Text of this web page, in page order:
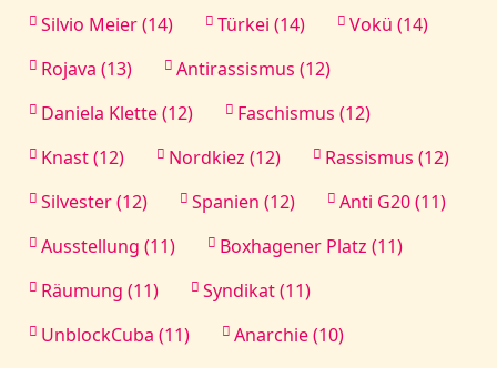
Silvio Meier (14)
Türkei (14)
Vokü (14)
Rojava (13)
Antirassismus (12)
Daniela Klette (12)
Faschismus (12)
Knast (12)
Nordkiez (12)
Rassismus (12)
Silvester (12)
Spanien (12)
Anti G20 (11)
Ausstellung (11)
Boxhagener Platz (11)
Räumung (11)
Syndikat (11)
UnblockCuba (11)
Anarchie (10)